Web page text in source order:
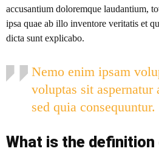
accusantium doloremque laudantium,
ipsa quae ab illo inventore veritatis et
dicta sunt explicabo.
Nemo enim ipsam
voluptas sit
sed quia consequuntur.
What is the definition